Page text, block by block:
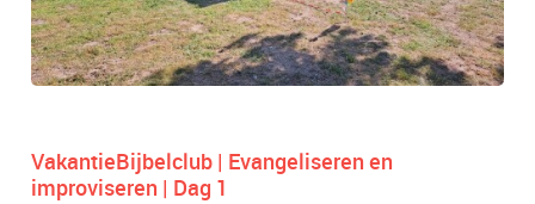
VakantieBijbelclub | Evangeliseren en
improviseren | Dag 1